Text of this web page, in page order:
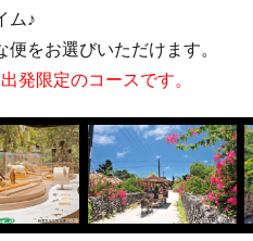
ム♪
をお選びいただけます。
発限定のコースです。